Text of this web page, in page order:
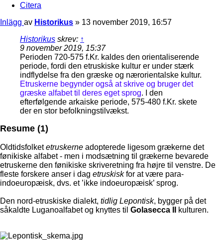
Citera
Inlägg av Historikus » 13 november 2019, 16:57
Historikus skrev: ↑
9 november 2019, 15:37
Perioden 720-575 f.Kr. kaldes den orientaliserende
periode, fordi den etruskiske kultur er under stærk
indflydelse fra den græske og nærorientalske kultur.
Etruskerne begynder også at skrive og bruger det
græske alfabet til deres eget sprog. I den
efterfølgende arkaiske periode, 575-480 f.Kr. skete
der en stor befolkningstilvækst.
Resume (1)
Oldtidsfolketetruskerne adopterede ligesom grækerne det
fønikiske alfabet - men i modsætning til grækerne bevarede
etruskerne den fønikiske skriveretning fra højre til venstre. De
fleste forskere anser i dag etruskiskfor at være para-
indoeuropæisk, dvs. et ’ikke indoeuropæisk’ sprog.
Den nord-etruskiske dialekt, tidlig Lepontisk, bygger på det
såkaldte Luganoalfabet og knyttes til Golasecca II kulturen.